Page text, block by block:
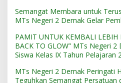
Semangat Membara untuk
MTs Negeri 2 Demak Gelar
PAMIT UNTUK KEMBALI LEBIH
BACK TO GLOW” MTs Negeri
Siswa Kelas IX Tahun Pelajaran
MTs Negeri 2 Demak Peringati
Teguhkan Semangat Persatuan